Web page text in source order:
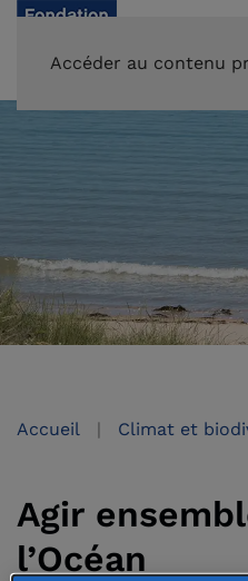
Accéder au contenu
Accueil Climat et
Agir
l’Océan